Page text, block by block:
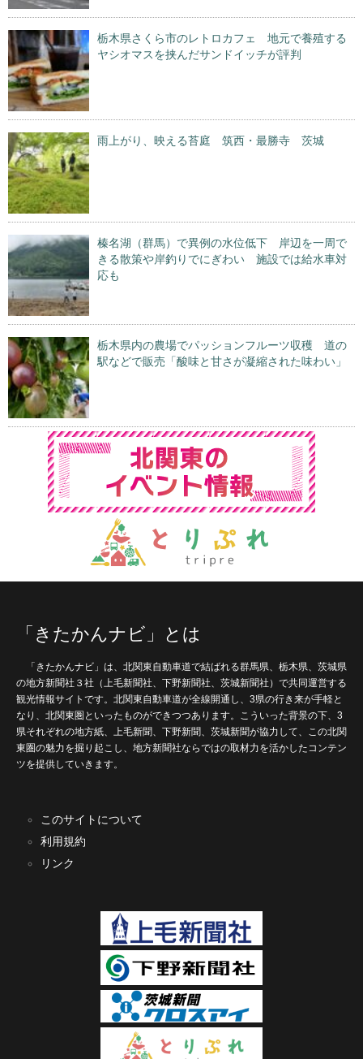
栃木県さくら市のレトロカフェ 地元で養殖する
ヤシオマスを挟んだサンドイッチが評判
雨上がり、映える苔庭 筑西・最勝寺 茨城
榛名湖（群馬）で異例の水位低下 岸辺を一周で
きる散策や岸釣りでにぎわい 施設では給水車対
応も
栃木県内の農場でパッションフルーツ収穫 道の
駅などで販売「酸味と甘さが凝縮された味わい」
「きたかんナビ」とは
「きたかんナビ」は、北関東自動車道で結ばれる群馬県、栃木県、茨城県
の地方新聞社３社（上毛新聞社、下野新聞社、茨城新聞社）で共同運営する
観光情報サイトです。北関東自動車道が全線開通し、3県の行き来が手軽と
なり、北関東圏といったものができつつあります。こういった背景の下、3
県それぞれの地方紙、上毛新聞、下野新聞、茨城新聞が協力して、この北関
東圏の魅力を掘り起こし、地方新聞社ならではの取材力を活かしたコンテン
ツを提供していきます。
このサイトについて
利用規約
リンク